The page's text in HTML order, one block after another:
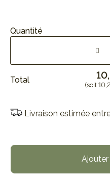
Quantité
Total
(soit
Livraison estimée
Ajouter